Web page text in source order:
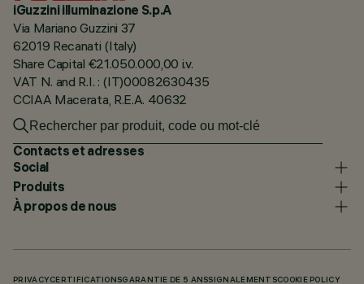
iGuzzini illuminazione S.p.A
Via Mariano Guzzini 37
62019 Recanati (Italy)
Share Capital €21.050.000,00 i.v.
VAT N. and R.I. : (IT)00082630435
CCIAA Macerata, R.E.A. 40632
Contacts et adresses
Social
Produits
À propos de nous
PRIVACY CERTIFICATIONSGARANTIE DE 5 ANSSIGNALEMENTSCOOKIE POLICY